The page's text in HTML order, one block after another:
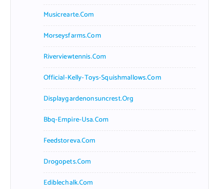
Musicrearte.com
Morseysfarms.com
Riverviewtennis.com
Official-Kelly-Toys-Squishmallows.com
Displaygardenonsuncrest.org
Bbq-Empire-Usa.com
Feedstoreva.com
Drogopets.com
Ediblechalk.com